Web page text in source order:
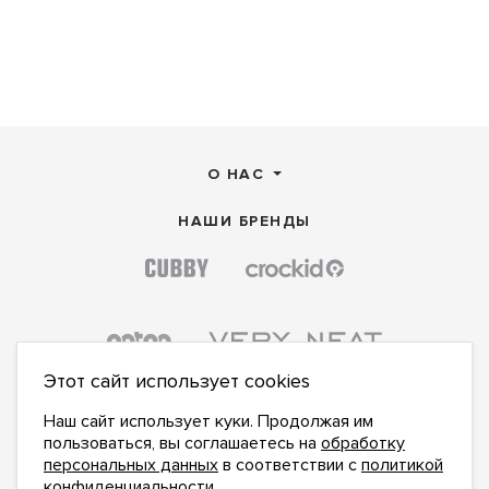
О НАС
НАШИ БРЕНДЫ
Этот сайт использует cookies
Наш сайт использует куки. Продолжая им
пользоваться, вы соглашаетесь на обработку
персональных данных в соответствии с политикой